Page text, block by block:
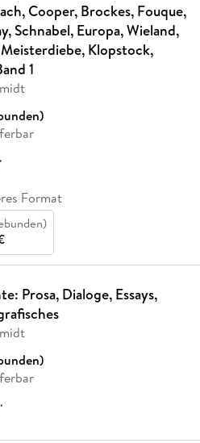
Cooper, Brockes, Fouque,
Schnabel, Europa, Wieland,
Klopstock,
1
*
Format
Prosa, Dialoge, Essays,
*